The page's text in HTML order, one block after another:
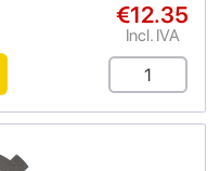
€12.35
Incl. IVA